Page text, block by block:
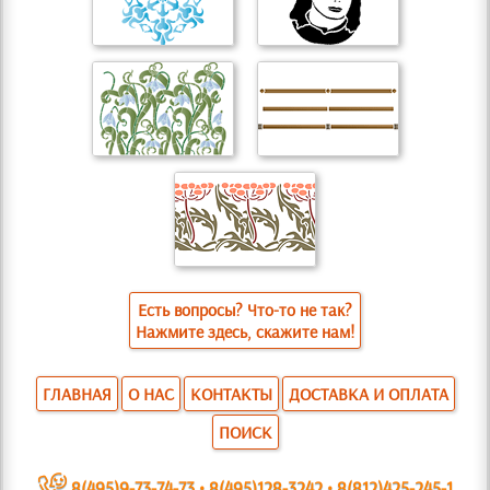
Есть вопросы? Что-то не так?
Нажмите здесь, скажите нам!
ГЛАВНАЯ О НАС КОНТАКТЫ
ДОСТАВКА И ОПЛАТА
ПОИСК